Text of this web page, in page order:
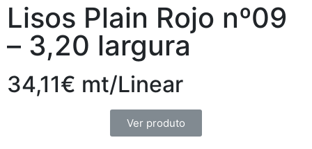
Lisos Plain Rojo nº09
– 3,20 largura
34,11€ mt/Linear
Ver produto